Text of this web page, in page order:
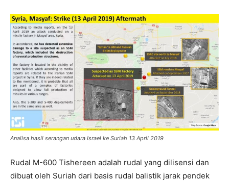
Analisa hasil serangan udara Israel ke Suriah 13 April 2019
Rudal M-600 Tishereen adalah rudal yang dilisensi dan
dibuat oleh Suriah dari basis rudal balistik jarak pendek